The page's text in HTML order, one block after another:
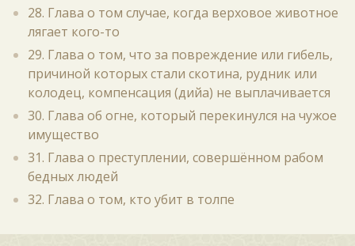
28. Глава о том случае, когда верховое животное
лягает кого-то
29. Глава о том, что за повреждение или гибель,
причиной которых стали скотина, рудник или
колодец, компенсация (дийа) не выплачивается
30. Глава об огне, который перекинулся на чужое
имущество
31. Глава о преступлении, совершённом рабом
бедных людей
32. Глава о том, кто убит в толпе